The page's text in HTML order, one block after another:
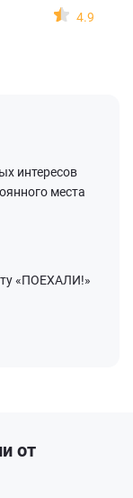
4.9
интересов
места
«ПОЕХАЛИ!»
от